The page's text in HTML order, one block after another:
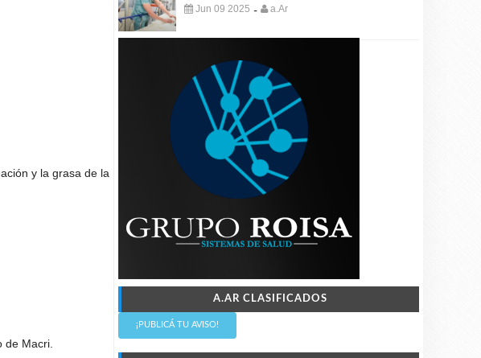
y la grasa de la
Macri.
Jun 09 2025 - a.Ar
A.AR CLASIFICADOS
¡PUBLICÁ TU AVISO!